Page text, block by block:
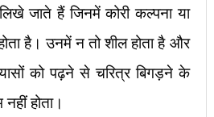
जाते हैं जिनमें कोरी कल्पना या
है। उनमें न तो शील होता है और
को पढ़ने से चरित्र बिगड़ने के
होता।